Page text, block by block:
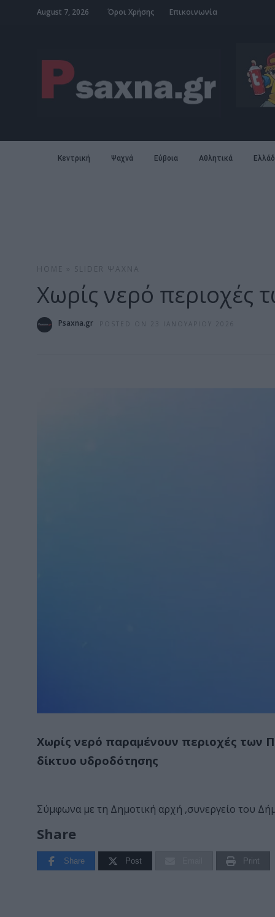
August 7, 2026 Όροι Χρήσης Επικοινωνία
Κεντρική Ψαχνά Εύβοια Αθλητικά
HOME SLIDER ΨΑΧΝΆ
Χωρίς νερό περιοχές
Psaxna.gr POSTED ON 23 ΙΑΝΟΥΑΡΊΟΥ 2026
Χωρίς νερό παραμένουν περιοχές των
δίκτυο υδροδότησης
Σύμφωνα με τη Δημοτική αρχή ,συνεργείο του
Share
Share Post Print